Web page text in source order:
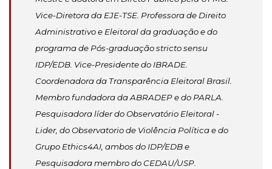
Vice-Diretora da EJE-TSE. Professora de Direito
Administrativo e Eleitoral da graduação e do
programa de Pós-graduação stricto sensu
IDP/EDB. Vice-Presidente do IBRADE.
Coordenadora da Transparência Eleitoral Brasil.
Membro fundadora da ABRADEP e do PARLA.
Pesquisadora líder do Observatório Eleitoral -
Lider, do Observatorio de Violência Política e do
Grupo Ethics4AI, ambos do IDP/EDB e
Pesquisadora membro do CEDAU/USP.